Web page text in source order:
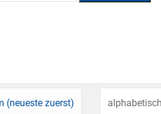
(neueste zuerst) alphabetisch